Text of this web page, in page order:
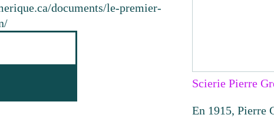
documents/le-premier-
Scierie Pierre
En 1915, Pierre